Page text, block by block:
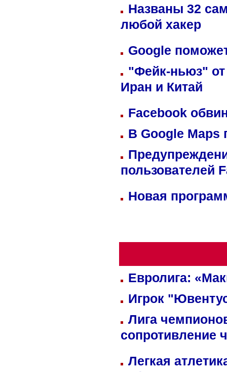
Названы 32
любой хакер
Google
"Фейк-ньюз" от
Иран и Китай
Facebook
В Google Maps
пользователей
Новая
Евролига:
Игрок
Лига
сопротивление
Легкая